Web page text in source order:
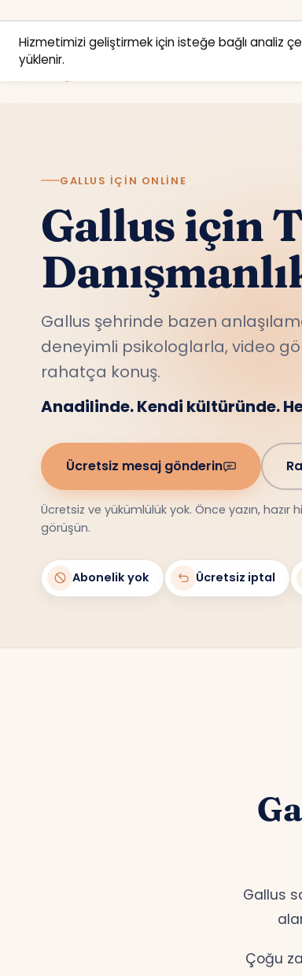
Gallus için
Gallus şehrinde bazen
deneyimli psikologlarla, video
rahatça konuş.
Anadilinde. Kendi kültüründe.
Ücretsiz mesaj gönderin
Ücretsiz ve yükümlülük yok. Önce yazın, hazır
görüşün.
Abonelik yok Ücretsiz iptal
kalırız.
Hizmetimizi geliştirmek için isteğe bağlı analiz
yüklenir.